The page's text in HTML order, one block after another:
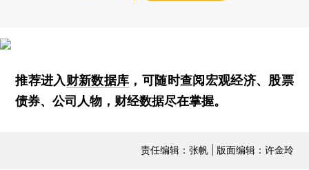
推荐进入财新数据库 ，可随时查阅宏观经济、股票
债券、公司人物，财经数据尽在掌握。
责任编辑：张帆 | 版面编辑：许金玲